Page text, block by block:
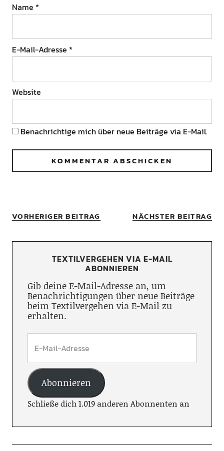
Name *
E-Mail-Adresse *
Website
Benachrichtige mich über neue Beiträge via E-Mail.
VORHERIGER BEITRAG NÄCHSTER BEITRAG
TEXTILVERGEHEN VIA E-MAIL
ABONNIEREN
Gib deine E-Mail-Adresse an, um
Benachrichtigungen über neue Beiträge
beim Textilvergehen via E-Mail zu
erhalten.
Abonnieren
Schließe dich 1.019 anderen Abonnenten an